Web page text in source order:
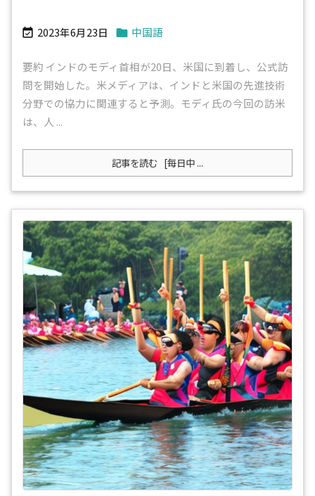
 2023年6月23日  中国語
要約 インドのモディ首相が20日、米国に到着し、公式訪
問を開始した。米メディアは、インドと米国の先進技術
分野での協力に関連すると予測。モディ氏の今回の訪米
は、人 ...
記事を読む [每日中 ...